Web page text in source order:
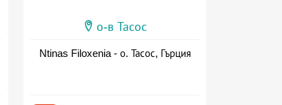
о-в Тасос
Ntinas Filoxenia - о. Тасос, Гърция